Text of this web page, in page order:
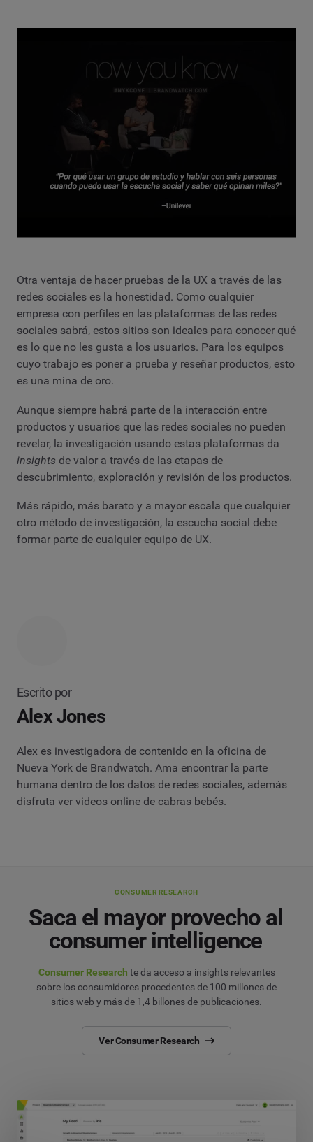
Otra ventaja de hacer pruebas de la UX a través de las
redes sociales es la honestidad. Como cualquier
empresa con perfiles en las plataformas de las redes
sociales sabrá, estos sitios son ideales para conocer qué
es lo que no les gusta a los usuarios. Para los equipos
cuyo trabajo es poner a prueba y reseñar productos, esto
es una mina de oro.
Aunque siempre habrá parte de la interacción entre
productos y usuarios que las redes sociales no pueden
revelar, la investigación usando estas plataformas da
insights de valor a través de las etapas de
descubrimiento, exploración y revisión de los productos.
Más rápido, más barato y a mayor escala que cualquier
otro método de investigación, la escucha social debe
formar parte de cualquier equipo de UX.
Escrito por
Alex Jones
Alex es investigadora de contenido en la oficina de
Nueva York de Brandwatch. Ama encontrar la parte
humana dentro de los datos de redes sociales, además
disfruta ver videos online de cabras bebés.
CONSUMER RESEARCH
Saca el mayor provecho al
consumer intelligence
Consumer Research te da acceso a insights relevantes
sobre los consumidores procedentes de 100 millones de
sitios web y más de 1,4 billones de publicaciones.
Ver Consumer Research